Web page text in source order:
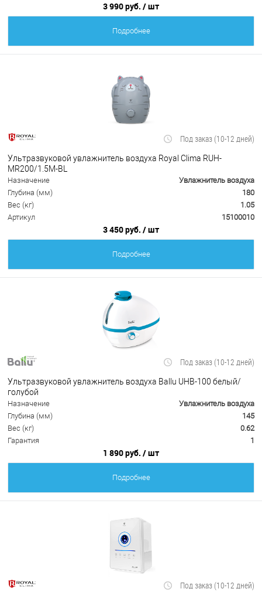
3 990 руб. / шт
Подробнее
Под заказ (10-12 дней)
Ультразвуковой увлажнитель воздуха Royal Clima RUH-
MR200/1.5M-BL
Назначение
Увлажнитель воздуха
Глубина (мм)
180
Вес (кг)
1.05
Артикул
15100010
3 450 руб. / шт
Подробнее
Под заказ (10-12 дней)
Ультразвуковой увлажнитель воздуха Ballu UHB-100 белый/
голубой
Назначение
Увлажнитель воздуха
Глубина (мм)
145
Вес (кг)
0.62
Гарантия
1
1 890 руб. / шт
Подробнее
Под заказ (10-12 дней)